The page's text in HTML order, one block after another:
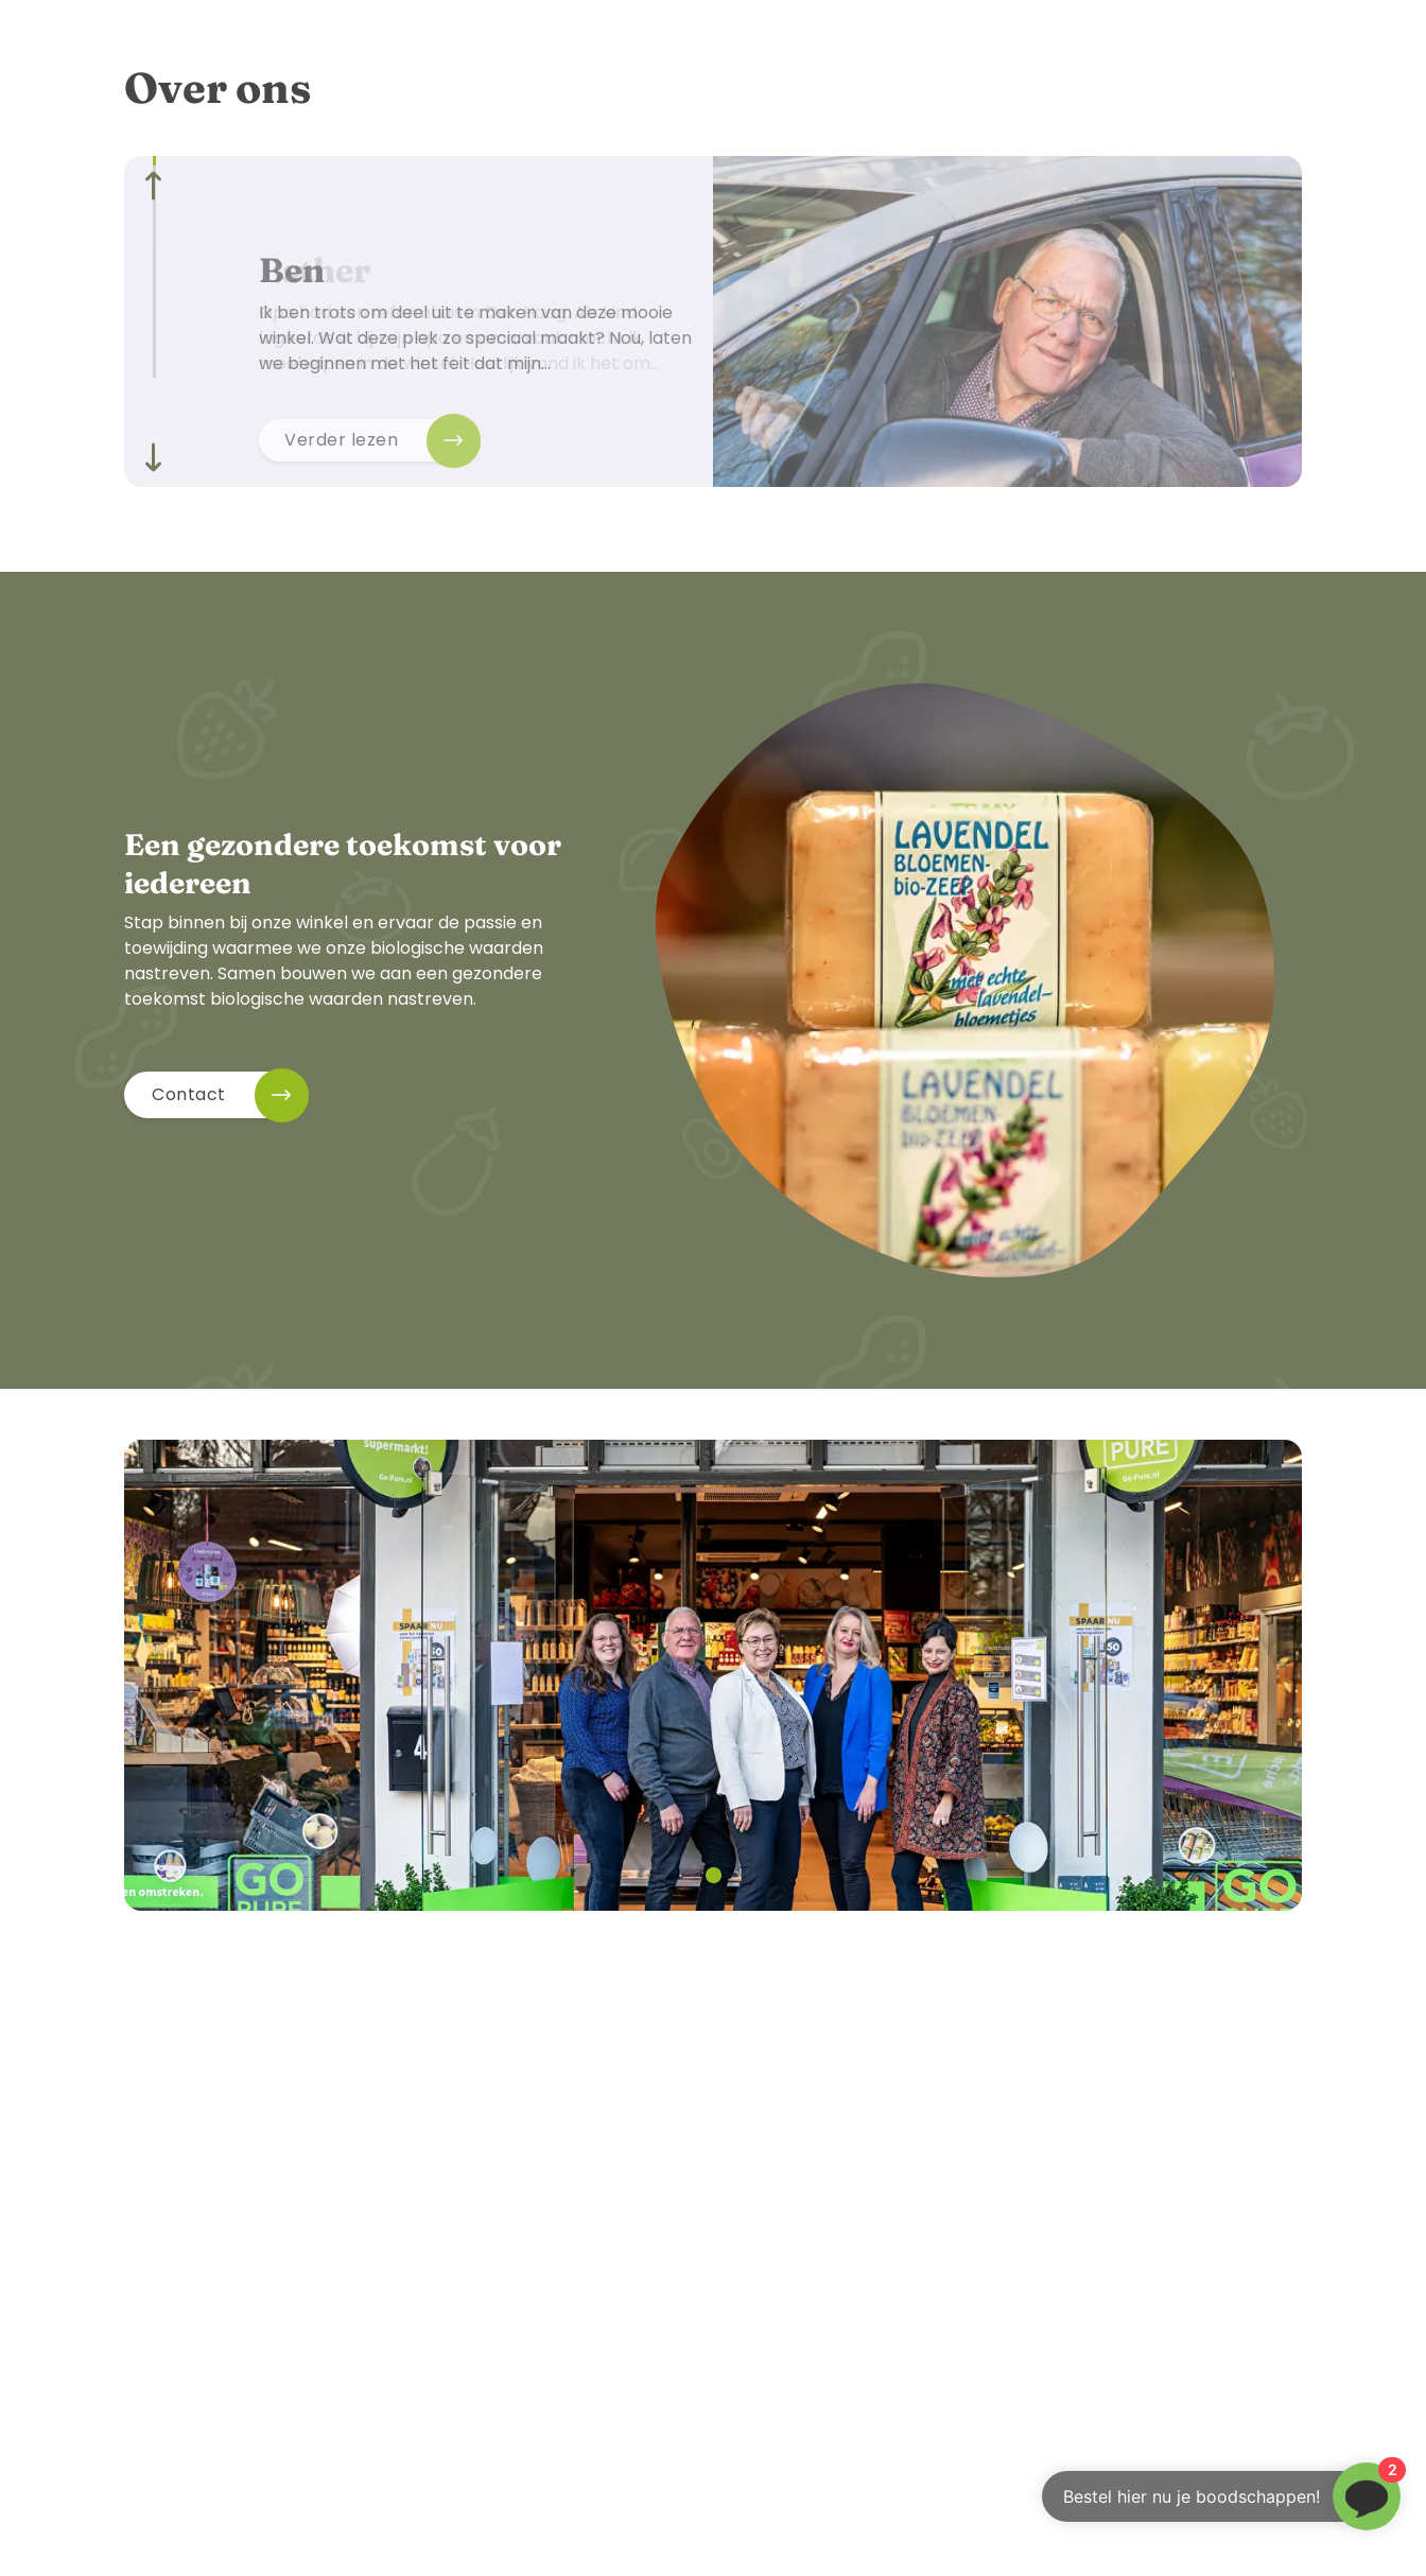
Over ons
Ben
Ik ben trots om deel uit te maken van deze mooie
winkel. Wat deze plek zo speciaal maakt? Nou, laten
we beginnen met het feit dat mijn…
Verder lezen
Vorige
Volgende
Een gezondere toekomst voor
iedereen
Stap binnen bij onze winkel en ervaar de passie en
toewijding waarmee we onze biologische waarden
nastreven. Samen bouwen we aan een gezondere
toekomst biologische waarden nastreven.
Contact
Bestel hier nu je boodschappen!
2